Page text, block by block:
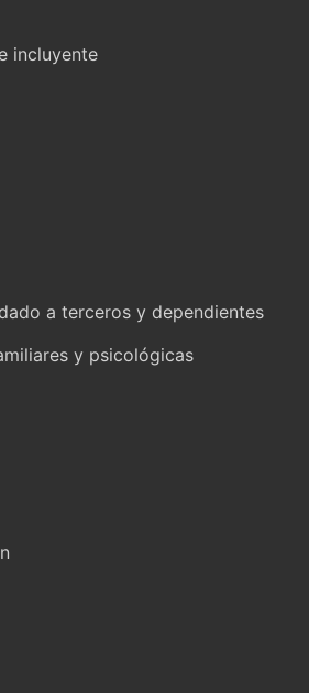
incluyente
a terceros y dependientes
y psicológicas